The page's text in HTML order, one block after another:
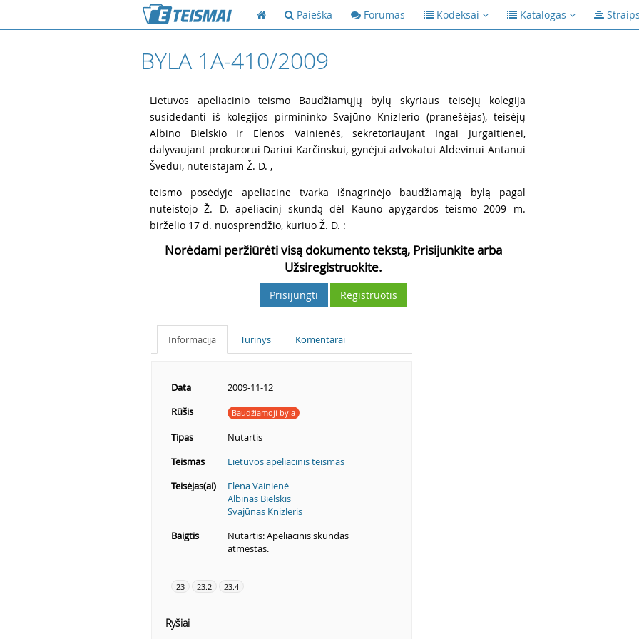
Paieška Forumas Kodeksai Katalogas
BYLA 1A-410/2009
Lietuvos apeliacinio teismo Baudžiamųjų bylų skyriaus teisėjų kolegija
susidedanti iš kolegijos pirmininko Svajūno Knizlerio (pranešėjas), teisėjų
Albino Bielskio ir Elenos Vainienės, sekretoriaujant Ingai Jurgaitienei,
dalyvaujant prokurorui Dariui Karčinskui, gynėjui advokatui Aldevinui Antanui
Švedui, nuteistajam Ž. D. ,
teismo posėdyje apeliacine tvarka išnagrinėjo baudžiamąją bylą pagal
nuteistojo Ž. D. apeliacinį skundą dėl Kauno apygardos teismo 2009 m.
birželio 17 d. nuosprendžio, kuriuo Ž. D. :
Norėdami peržiūrėti visą dokumento tekstą, Prisijunkite arba
Užsiregistruokite.
Prisijungti Registruotis
Informacija Turinys Komentarai
Data
2009-11-12
Rūšis
Baudžiamoji byla
Tipas
Nutartis
Teismas
Lietuvos apeliacinis teismas
Teisėjas(ai)
Elena Vainienė
Albinas Bielskis
Svajūnas Knizleris
Baigtis
Nutartis: Apeliacinis skundas
atmestas.
23 23.2 23.4
Ryšiai